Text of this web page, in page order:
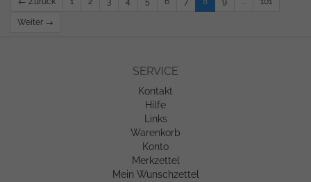
Weiter →
SERVICE
Kontakt
Hilfe
Links
Warenkorb
Konto
Merkzettel
Mein Wunschzettel